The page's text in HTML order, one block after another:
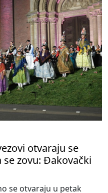
otvaraju se
zovu: Đakovački
se otvaraju u petak